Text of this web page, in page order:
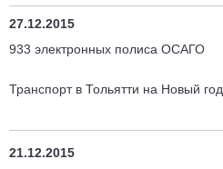
27.12.2015
933 электронных полиса ОСАГО
Транспорт в Тольятти на Новый год
21.12.2015